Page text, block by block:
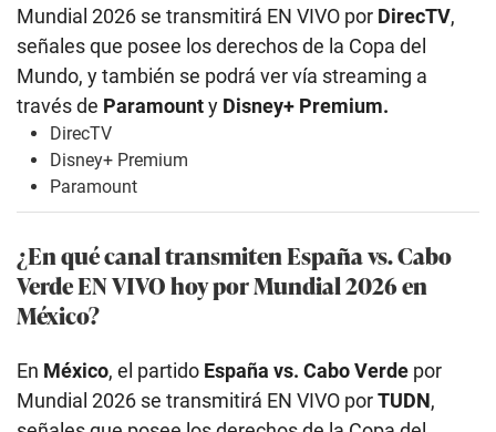
Mundial 2026 se transmitirá EN VIVO por DirecTV,
señales que posee los derechos de la Copa del
Mundo, y también se podrá ver vía streaming a
través de Paramounty Disney+ Premium.
DirecTV
Disney+ Premium
Paramount
¿En qué canal transmiten España vs. Cabo
Verde EN VIVO hoy por Mundial 2026 en
México?
En México, el partido España vs. Cabo Verde por
Mundial 2026 se transmitirá EN VIVO porTUDN,